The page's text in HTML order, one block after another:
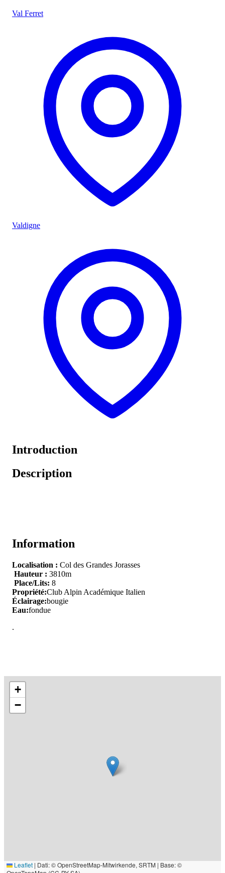
Val Ferret
Valdigne
Introduction
Description
Information
Localisation : Col des Grandes Jorasses
Hauteur : 3810m
Place/Lits: 8
Propriété:Club Alpin Académique Italien
Éclairage:bougie
Eau:fondue
.
+
−
Leaflet | Dati: © OpenStreetMap-Mitwirkende, SRTM | Base: ©